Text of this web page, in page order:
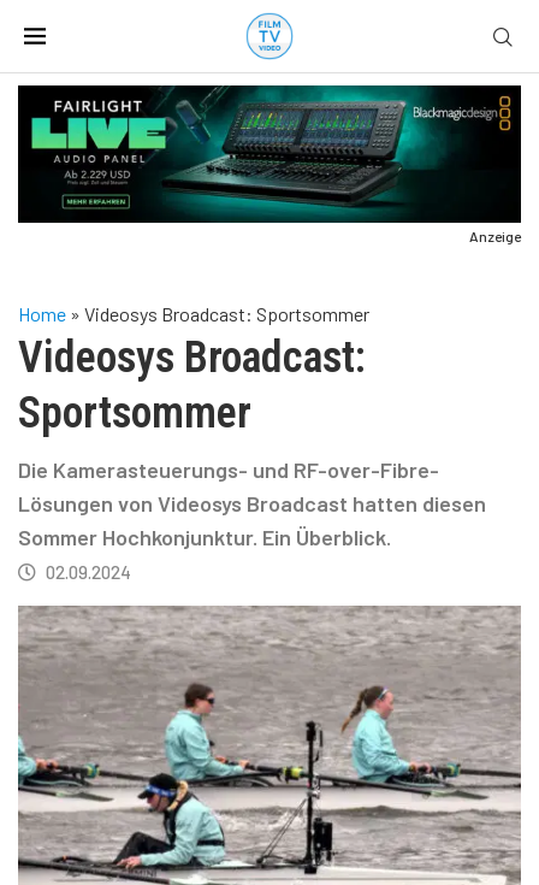
Anzeige
Home » Videosys Broadcast: Sportsommer
Videosys Broadcast:
Sportsommer
Die Kamerasteuerungs- und RF-over-Fibre-
Lösungen von Videosys Broadcast hatten diesen
Sommer Hochkonjunktur. Ein Überblick.
02.09.2024